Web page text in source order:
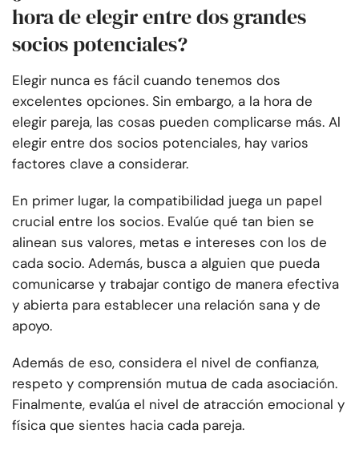
hora de elegir entre dos grandes
socios potenciales?
Elegir nunca es fácil cuando tenemos dos
excelentes opciones. Sin embargo, a la hora de
elegir pareja, las cosas pueden complicarse más. Al
elegir entre dos socios potenciales, hay varios
factores clave a considerar.
En primer lugar, la compatibilidad juega un papel
crucial entre los socios. Evalúe qué tan bien se
alinean sus valores, metas e intereses con los de
cada socio. Además, busca a alguien que pueda
comunicarse y trabajar contigo de manera efectiva
y abierta para establecer una relación sana y de
apoyo.
Además de eso, considera el nivel de confianza,
respeto y comprensión mutua de cada asociación.
Finalmente, evalúa el nivel de atracción emocional y
física que sientes hacia cada pareja.